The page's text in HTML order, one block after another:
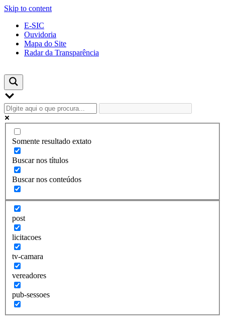
Skip to content
E-SIC
Ouvidoria
Mapa do Site
Radar da Transparência
Somente resultado extato
Buscar nos títulos
Buscar nos conteúdos
post
licitacoes
tv-camara
vereadores
pub-sessoes